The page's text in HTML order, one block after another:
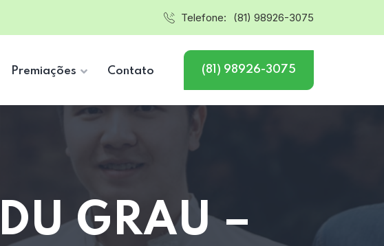
Telefone: (81) 98926-3075
Premiações Contato (81) 98926-3075
GRAU –